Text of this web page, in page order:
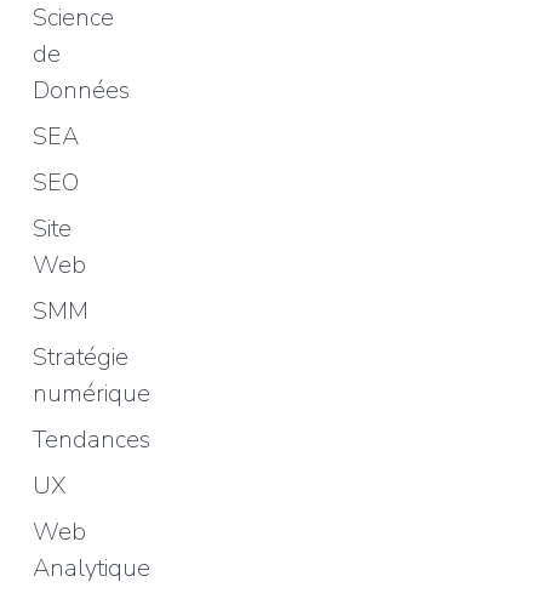
Science
de
Données
SEA
SEO
Site
Web
SMM
Stratégie
numérique
Tendances
UX
Web
Analytique